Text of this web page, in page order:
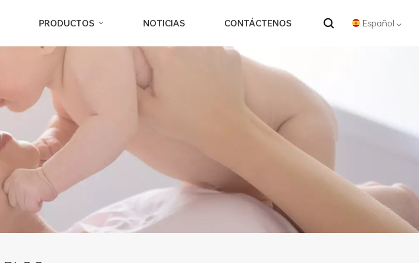
PRODUCTOS NOTICIAS CONTÁCTENOS Español
Español